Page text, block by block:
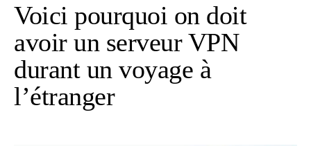
Voici pourquoi on doit
avoir un serveur VPN
durant un voyage à
l’étranger